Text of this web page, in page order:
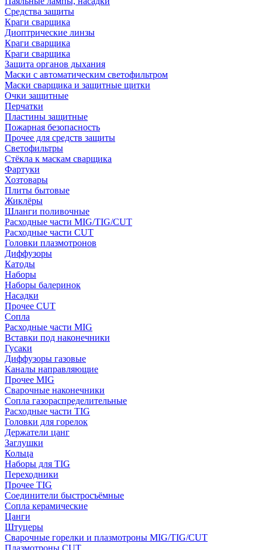
Средства защиты
Краги сварщика
Диоптрические линзы
Краги сварщика
Краги сварщика
Защита органов дыхания
Маски с автоматическим светофильтром
Маски сварщика и защитные щитки
Очки защитные
Перчатки
Пластины защитные
Пожарная безопасность
Прочее для средств защиты
Светофильтры
Стёкла к маскам сварщика
Фартуки
Хозтовары
Плиты бытовые
Жиклёры
Шланги поливочные
Расходные части MIG/TIG/CUT
Расходные части CUT
Головки плазмотронов
Диффузоры
Катоды
Наборы
Наборы балеринок
Насадки
Прочее CUT
Сопла
Расходные части MIG
Вставки под наконечники
Гусаки
Диффузоры газовые
Каналы направляющие
Прочее MIG
Сварочные наконечники
Сопла газораспределительные
Расходные части TIG
Головки для горелок
Держатели цанг
Заглушки
Кольца
Наборы для TIG
Переходники
Прочее TIG
Соединители быстросъёмные
Сопла керамические
Цанги
Штуцеры
Сварочные горелки и плазмотроны MIG/TIG/CUT
Плазмотроны CUT